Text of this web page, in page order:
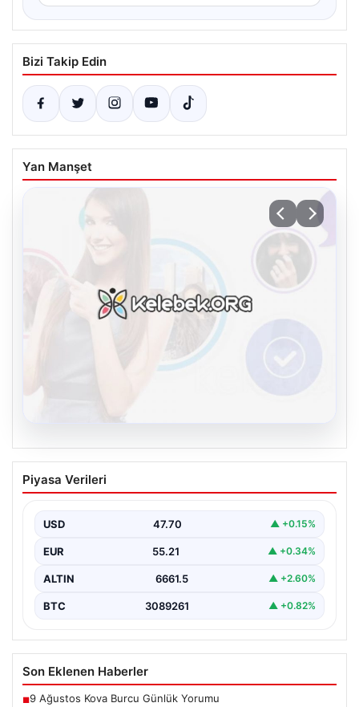
Bizi Takip Edin
Yan Manşet
Kelebek.Org İle Dijital İletişimin Güvenli
Adresi Ve Chat Deneyimi
sağlaması büyük bir önem barındırmaktadır.
Günümüzde birçok…
Piyasa Verileri
USD 47.70 ▲ +0.15%
EUR 55.21 ▲ +0.34%
ALTIN 6661.5 ▲ +2.60%
BTC 3089261 ▲ +0.82%
Son Eklenen Haberler
■9 Ağustos Kova Burcu Günlük Yorumu